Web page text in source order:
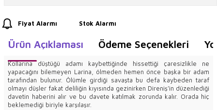
Fiyat Alarmı Stok Alarmı
Ürün Açıklaması Ödeme Seçenekleri
Kollarına düştüğü adamı kaybettiğinde hissettiği çaresizlikle ne
yapacağını bilemeyen Larina, ölmeden hemen önce başka bir adam
tarafından bulunur. Ölümle girdiği savaşta bu defa kaybeden taraf
olmayı düşler fakat deliliğin kıyısında gezinirken Direniş’in düzenlediği
davetin haberini alır ve bu davete katılmak zorunda kalır. Orada hiç
beklemediği biriyle karşılaşır.